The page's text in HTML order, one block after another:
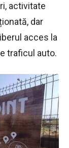
activitate
dar
acces la
traficul auto.